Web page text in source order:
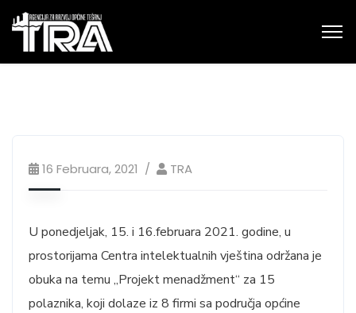
16 Februara, 2021 TRA
U ponedjeljak, 15. i 16.februara 2021. godine, u
prostorijama Centra intelektualnih vještina održana je
obuka na temu „Projekt menadžment“ za 15
polaznika, koji dolaze iz 8 firmi sa područja općine